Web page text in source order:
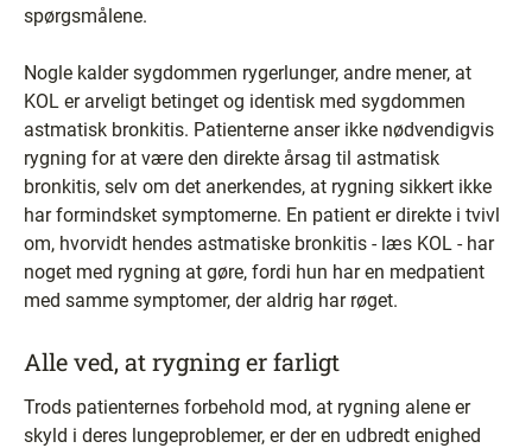
spørgsmålene.
Nogle kalder sygdommen rygerlunger, andre mener, at
KOL er arveligt betinget og identisk med sygdommen
astmatisk bronkitis. Patienterne anser ikke nødvendigvis
rygning for at være den direkte årsag til astmatisk
bronkitis, selv om det anerkendes, at rygning sikkert ikke
har formindsket symptomerne. En patient er direkte i tvivl
om, hvorvidt hendes astmatiske bronkitis - læs KOL - har
noget med rygning at gøre, fordi hun har en medpatient
med samme symptomer, der aldrig har røget.
Alle ved, at rygning er farligt
Trods patienternes forbehold mod, at rygning alene er
skyld i deres lungeproblemer, er der en udbredt enighed